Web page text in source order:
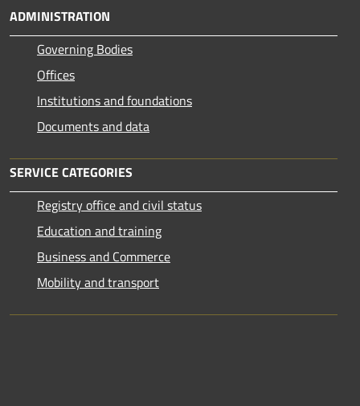
ADMINISTRATION
Governing Bodies
Offices
Institutions and foundations
Documents and data
SERVICE CATEGORIES
Registry office and civil status
Education and training
Business and Commerce
Mobility and transport